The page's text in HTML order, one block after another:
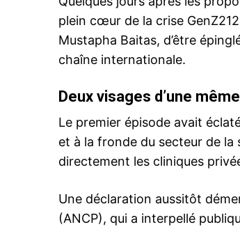
plein cœur de la crise
Mustapha Baitas, d’être
chaîne internationale.
Deux visages d’une
Le premier épisode avait
et à la fronde du secteur de la
directement les cliniques
Une déclaration aussitôt
(ANCP), qui a interpellé